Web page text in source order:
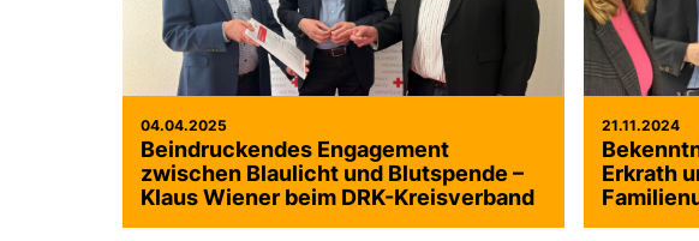
04.04.2025
Beindruckendes Engagement
zwischen Blaulicht und Blutspende –
Klaus Wiener beim DRK-Kreisverband
21.11.2024
Erkrath